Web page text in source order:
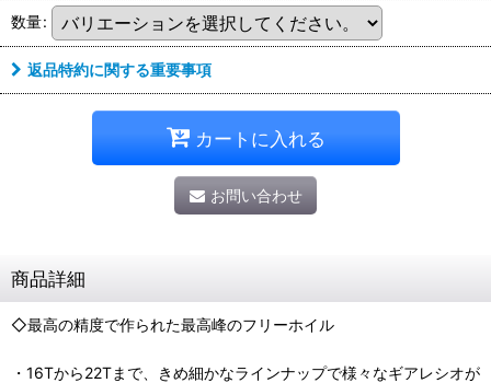
数量:
返品特約に関する重要事項
カートに入れる
お問い合わせ
商品詳細
◇最高の精度で作られた最高峰のフリーホイル
・16Tから22Tまで、きめ細かなラインナップで様々なギアレシオが